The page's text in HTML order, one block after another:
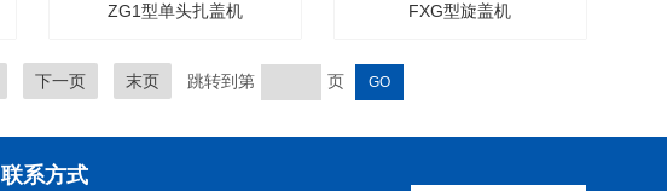
ZG1型单头扎盖机 FXG型旋盖机
下一页 末页 跳转到第 页
联系方式